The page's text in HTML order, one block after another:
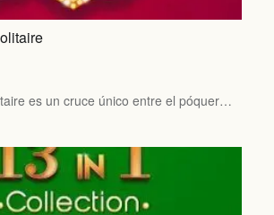
es un cruce único entre el póquer…